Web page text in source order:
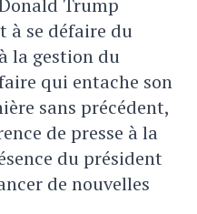
Trump
à se défaire du
la gestion du
qui entache son
sans précédent,
de presse à la
du président
de nouvelles